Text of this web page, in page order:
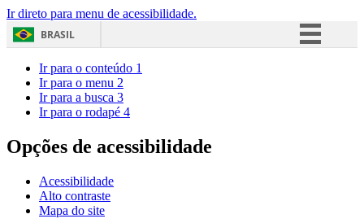
Ir direto para menu de acessibilidade.
BRASIL
Acesso à informação
Ir para o conteúdo 1
Ir para o menu 2
Ir para a busca 3
Ir para o rodapé 4
Opções de acessibilidade
Acessibilidade
Alto contraste
Mapa do site